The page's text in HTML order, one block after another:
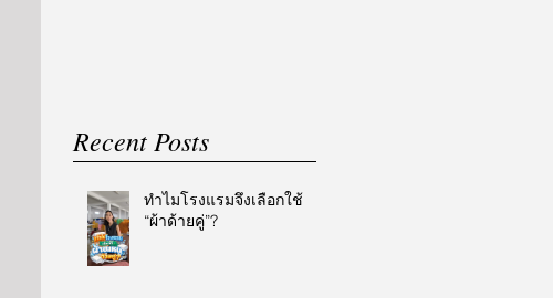
Recent Posts
ทำไมโรงแรมจึงเลือกใช้
“ผ้าด้ายคู่”?